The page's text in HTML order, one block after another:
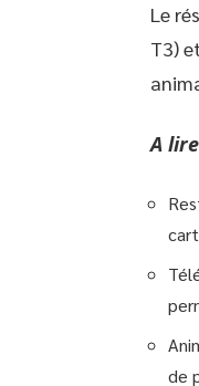
Le
T3)
A
de